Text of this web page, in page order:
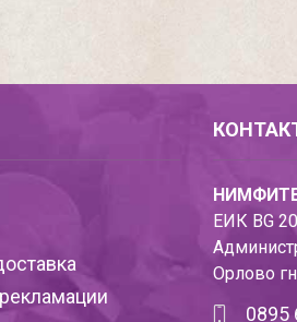
ЕИК BG
Орлово
0895